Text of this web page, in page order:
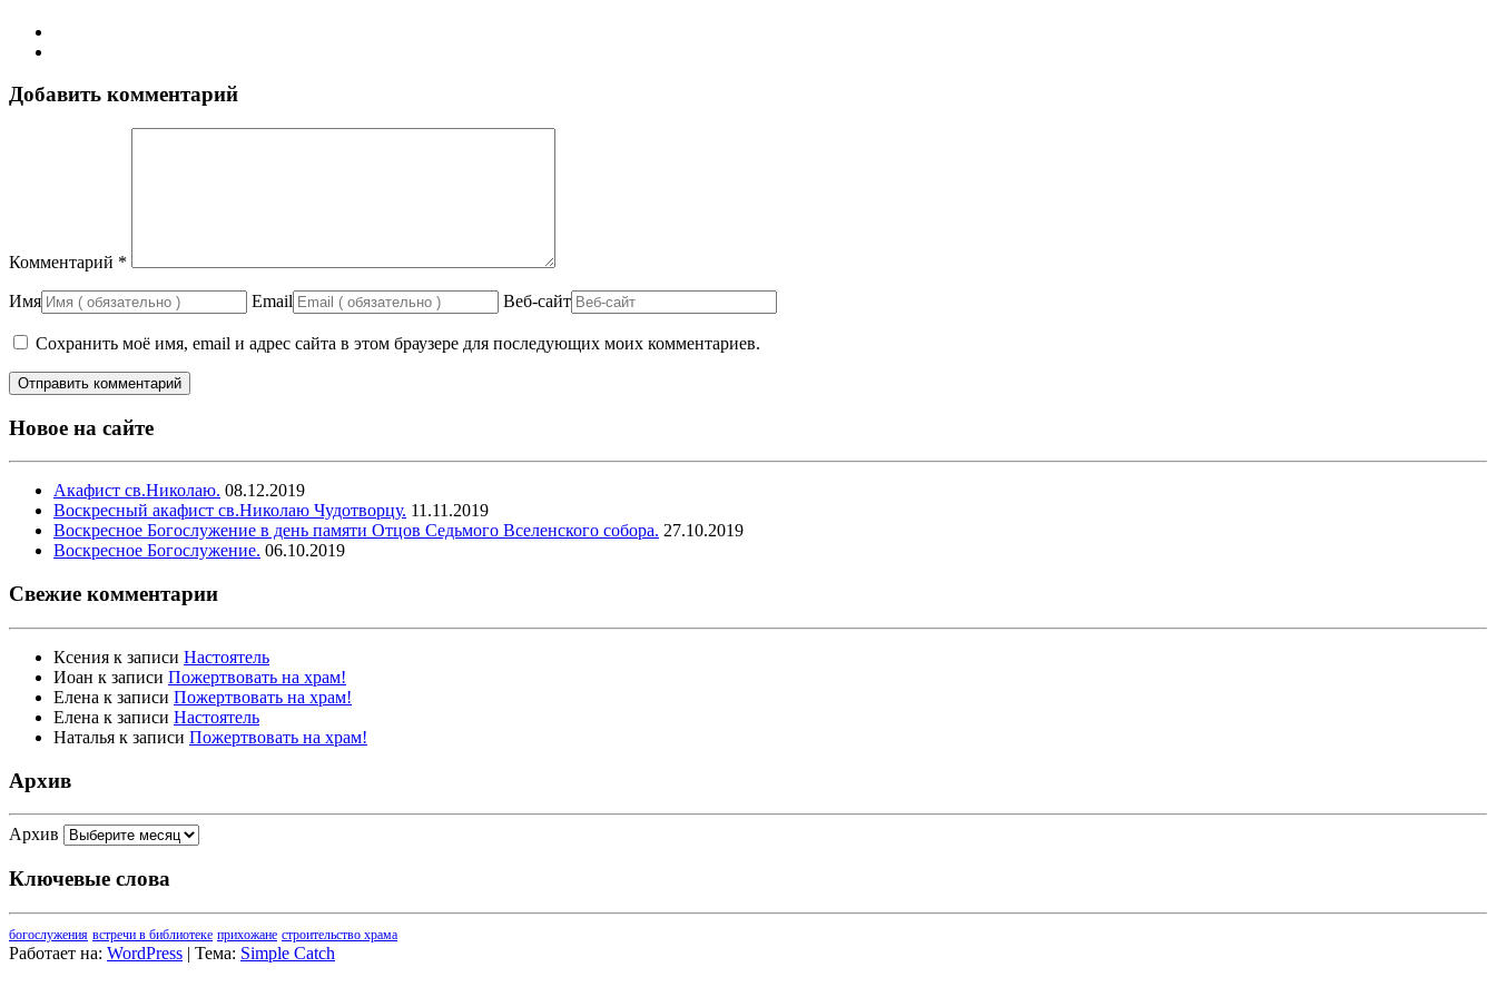
Добавить комментарий
Комментарий *
Имя Email Веб-сайт
Сохранить моё имя, email и адрес сайта в этом браузере для последующих моих комментариев.
Новое на сайте
Акафист св.Николаю. 08.12.2019
Воскресный акафист св.Николаю Чудотворцу. 11.11.2019
Воскресное Богослужение в день памяти Отцов Седьмого Вселенского собора. 27.10.2019
Воскресное Богослужение. 06.10.2019
Свежие комментарии
Ксения к записи Настоятель
Иоан к записи Пожертвовать на храм!
Елена к записи Пожертвовать на храм!
Елена к записи Настоятель
Наталья к записи Пожертвовать на храм!
Архив
Архив
Ключевые слова
богослужения встречи в библиотеке прихожане строительство храма
Работает на: WordPress | Тема: Simple Catch